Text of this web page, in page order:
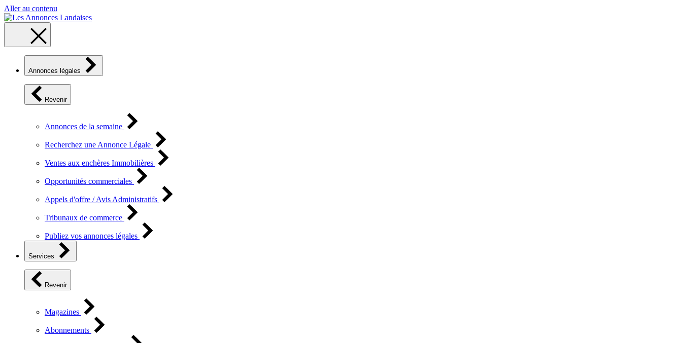
Aller au contenu
Annonces légales
Revenir
Annonces de la semaine
Recherchez une Annonce Légale
Ventes aux enchères Immobilières
Opportunités commerciales
Appels d'offre / Avis Administratifs
Tribunaux de commerce
Publiez vos annonces légales
Services
Revenir
Magazines
Abonnements